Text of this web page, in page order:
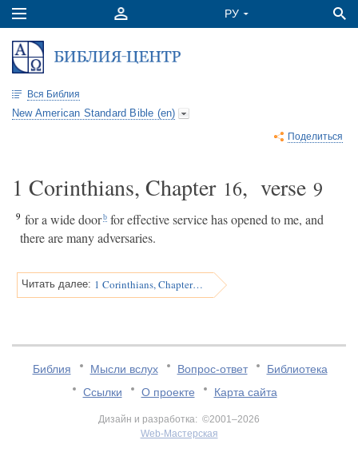
Вся Библия
New American Standard Bible (en)
Поделиться
1 Corinthians, Chapter 16, verse 9
9 for a wide doorb for effective service has opened to me, and
there are many adversaries.
Читать далее: 1 Corinthians, Chapter 16
Библия Мысли вслух Вопрос-ответ
Библиотека
Ссылки
О проекте Карта сайта
Дизайн и разработка: ©2001–2026
Web-Мастерская